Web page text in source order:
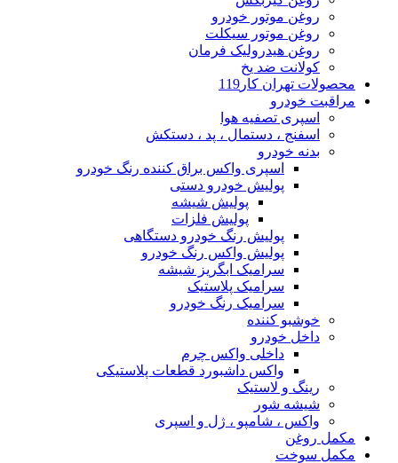
روغن موتور خودرو
روغن موتور سیکلت
روغن هیدرولیک فرمان
کولانت ضد یخ
محصولات تهران کار119
مراقبت خودرو
اسپری تصفیه هوا
اسفنج ، دستمال ، پد ، دستکش
بدنه خودرو
اسپری واکس براق کننده رنگ خودرو
پولیش خودرو دستی
پولیش شیشه
پولیش فلزات
پولیش رنگ خودرو دستگاهی
پولیش واکس رنگ خودرو
سرامیک ابگریز شیشه
سرامیک پلاستیک
سرامیک رنگ خودرو
خوشبو کننده
داخل خودرو
داخلی واکس چرم
واکس داشبورد قطعات پلاستیکی
رینگ و لاستیک
شیشه شور
واکس ، شامپو ، ژل و اسپری
مکمل روغن
مکمل سوخت